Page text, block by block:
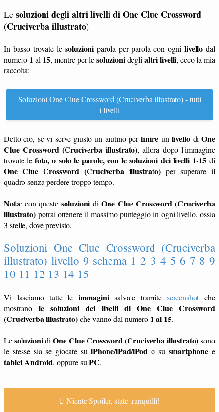
Le soluzioni degli altri livelli di One Clue Crossword
(Cruciverba illustrato)
In basso trovate le soluzioni parola per parola con ogni livello dal
numero 1 al 15, mentre per lesoluzionidegli altri livelli, ecco la mia
raccolta:
Soluzioni One Clue Crossword (Cruciverba illustrato) - tutti
i livelli
Detto ciò, se vi serve giusto un aiutino perfinire unlivello diOne
Clue Crossword (Cruciverba illustrato), allora dopo l'immagine
trovate lefoto, o solo le parole, con le soluzioni dei livelli 1-15di
One Clue Crossword (Cruciverba illustrato) per superare il
quadro senza perdere troppo tempo.
Nota: con queste soluzionidiOne Clue Crossword (Cruciverba
illustrato) potrai ottenere il massimo punteggio in ogni livello, ossia
3 stelle, dove previsto.
Soluzioni One Clue Crossword (Cruciverba
illustrato) livello 9 schema 1 2 3 4 5 6 7 8 9
10 11 12 13 14 15
Vi lasciamo tutte le immagini salvate tramitescreenshot che
mostrano le soluzioni dei livelli di One Clue Crossword
(Cruciverba illustrato)che vanno dal numero 1 al 15.
LesoluzionidiOne Clue Crossword (Cruciverba illustrato)sono
le stesse sia se giocate su iPhone/iPad/iPod o su smartphone e
tabletAndroid, oppure su PC.
Niente Spoiler, state tranquilli!